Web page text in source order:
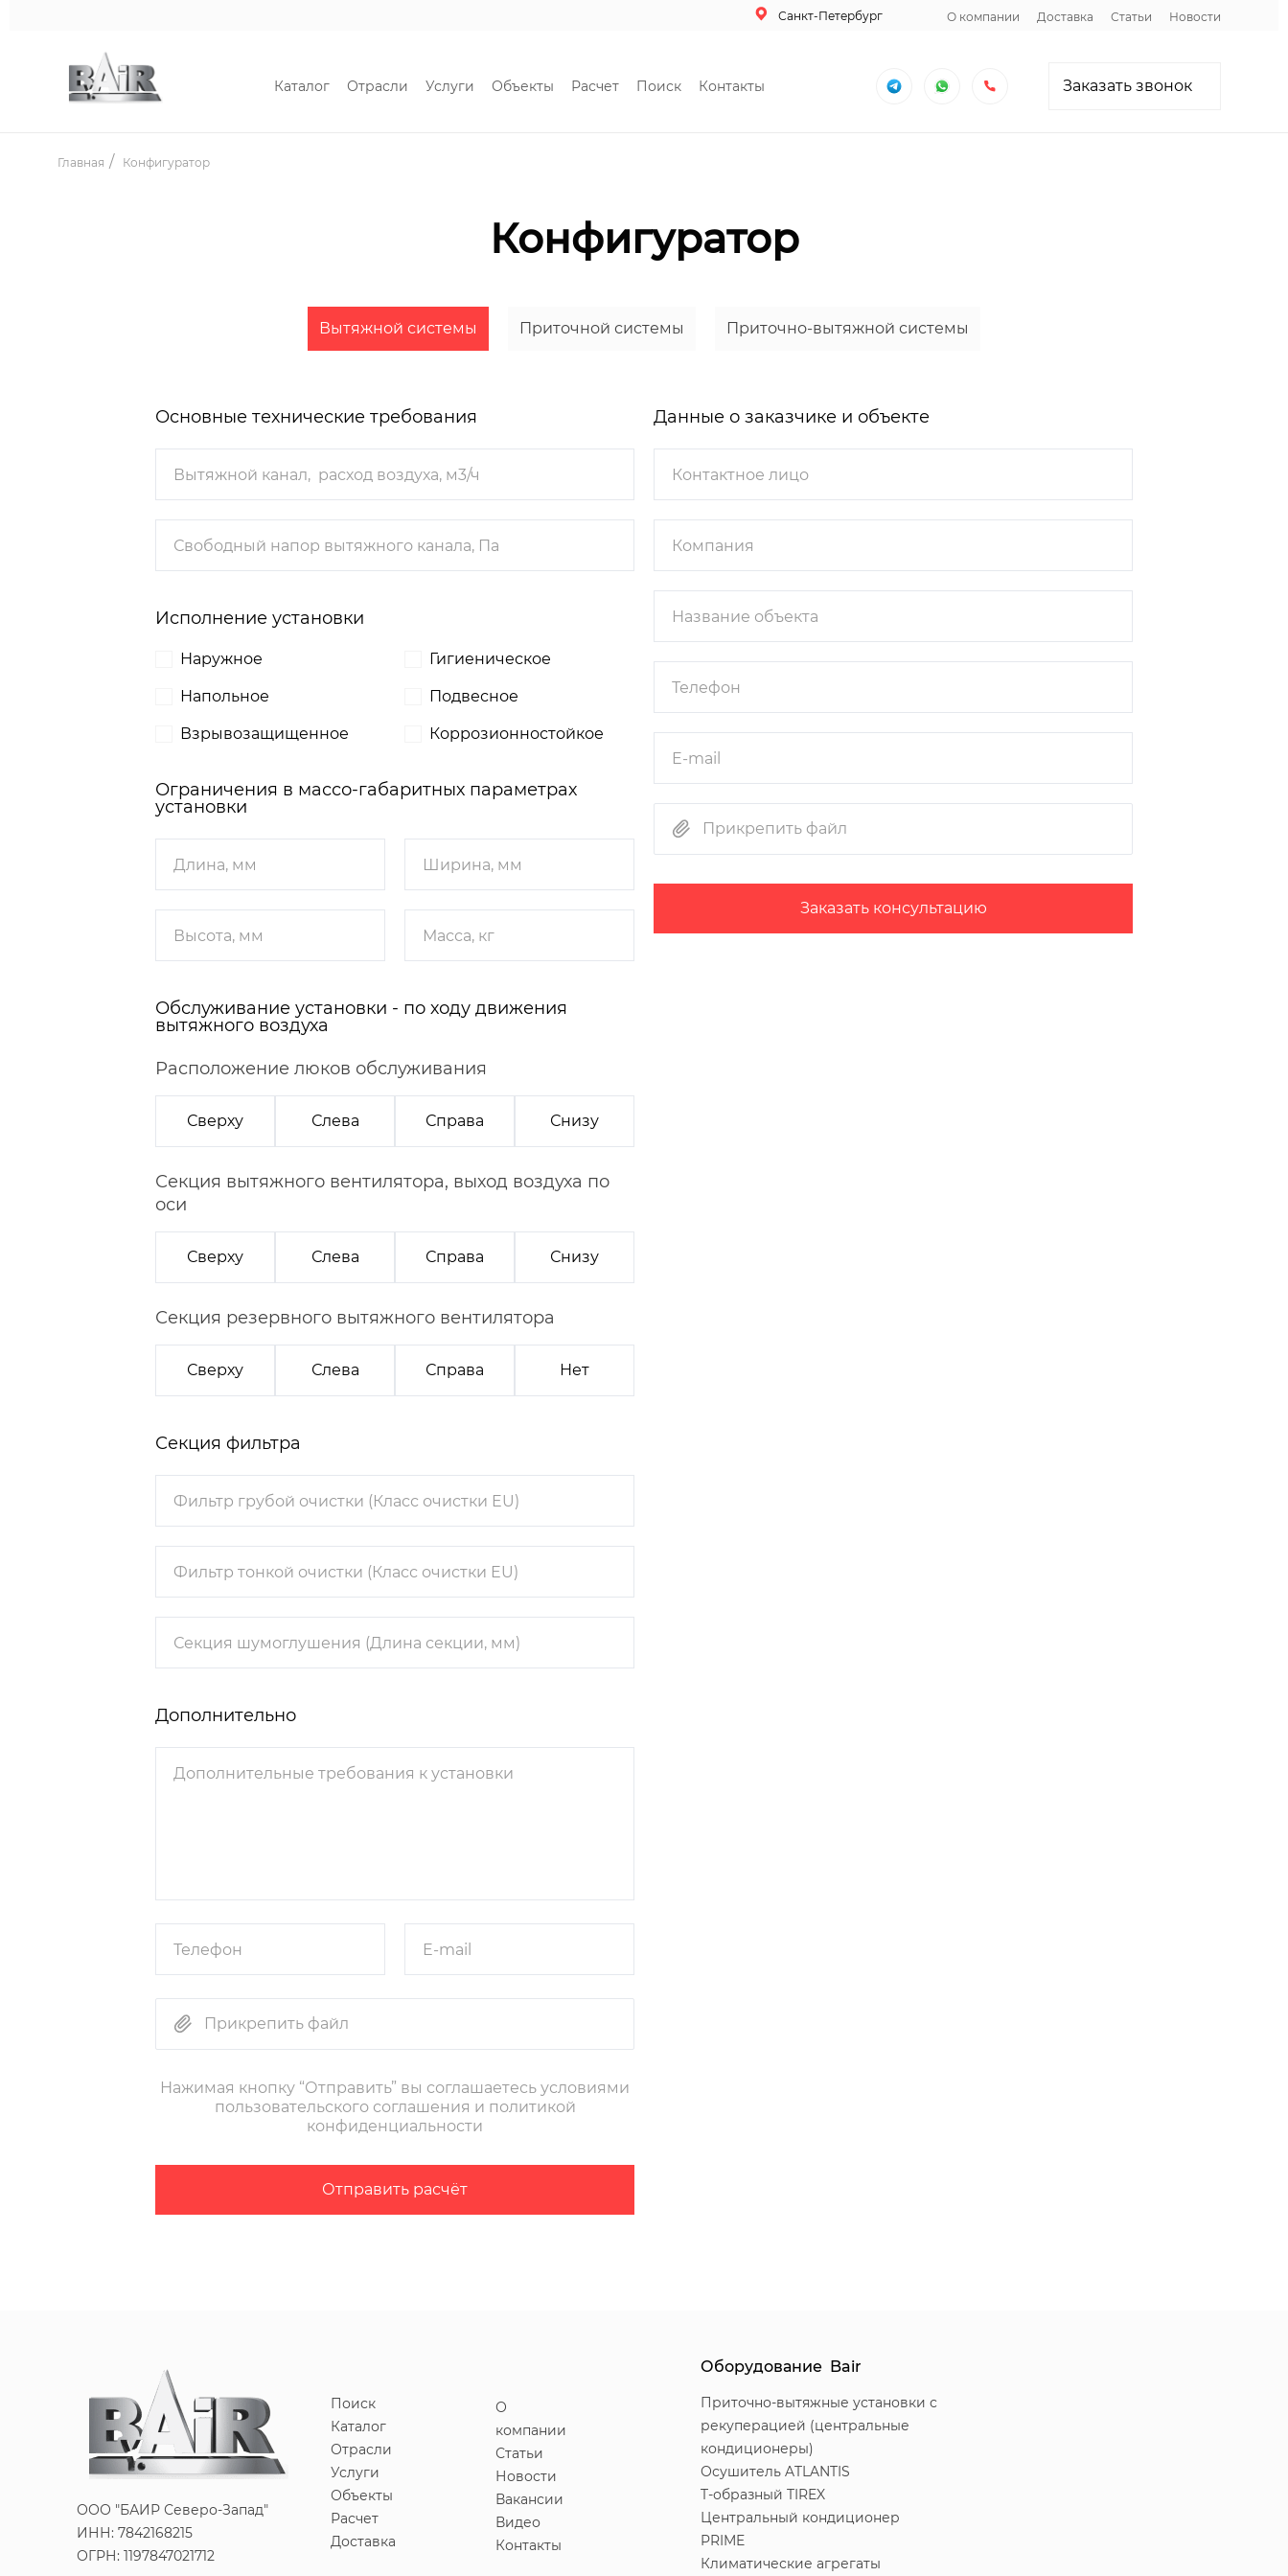
О компании Доставка Статьи Новости
Санкт-Петербург
Каталог Отрасли Услуги Объекты Расчет Поиск Контакты Заказать звонок
Главная Конфигуратор
Конфигуратор
Вытяжной системы Приточной системы Приточно-вытяжной системы
Основные технические требования
Исполнение установки
Наружное Гигиеническое
Напольное Подвесное
Взрывозащищенное Коррозионностойкое
Ограничения в массо-габаритных параметрах
установки
Обслуживание установки - по ходу движения
вытяжного воздуха
Расположение люков обслуживания
Сверху Слева Справа Снизу
Секция вытяжного вентилятора, выход воздуха по
оси
Сверху Слева Справа Снизу
Секция резервного вытяжного вентилятора
Сверху Слева Справа Нет
Секция фильтра
Дополнительно
Прикрепить файл
Нажимая кнопку “Отправить” вы соглашаетесь условиями
пользовательского соглашения и политикой
конфиденциальности
Отправить расчёт
Данные о заказчике и объекте
Прикрепить файл
Заказать консультацию
ООО "БАИР Северо-Запад"
ИНН: 7842168215
ОГРН: 1197847021712
Поиск
Каталог
Отрасли
Услуги
Объекты
Расчет
Доставка
О
компании
Статьи
Новости
Вакансии
Видео
Контакты
Оборудование Bair
Приточно-вытяжные установки с
рекуперацией (центральные
кондиционеры)
Осушитель ATLANTIS
T-образный TIREX
Центральный кондиционер
PRIME
Климатические агрегаты